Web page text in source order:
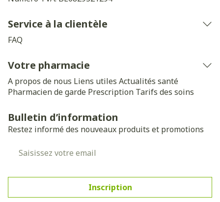
Service à la clientèle
FAQ
Votre pharmacie
A propos de nous Liens utiles Actualités santé
Pharmacien de garde Prescription Tarifs des soins
Bulletin d’information
Restez informé des nouveaux produits et promotions
Inscription